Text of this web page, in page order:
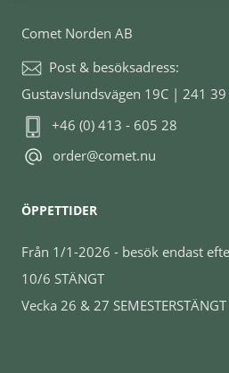
Comet Norden AB
Post & besöksadress:
Gustavslundsvägen 19C | 241 39
+46 (0) 413 - 605 28
order@comet.nu
ÖPPETTIDER
Från 1/1-2026 - besök endast
10/6 STÄNGT
Vecka 26 & 27 SEMESTERSTÄNGT